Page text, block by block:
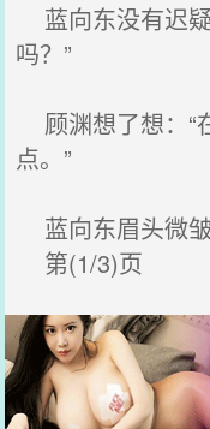
蓝向东没有迟
吗？”
顾渊想了想：“
点。”
蓝向东眉头微皱
第(1/3)页